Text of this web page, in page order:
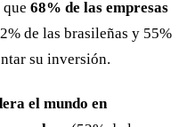
68% de las empresas
de las brasileñas y 55%
su inversión.
el mundo en